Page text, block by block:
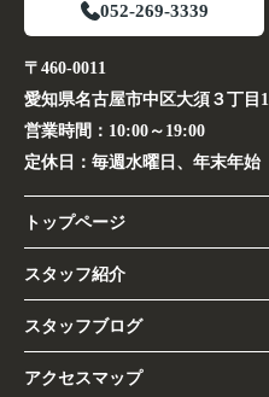
052-269-3339
〒460-0011
愛知県名古屋市中区大須３丁目
営業時間： 10:00～19:00
定休日： 毎週水曜日、年末年始
トップページ
スタッフ紹介
スタッフブログ
アクセスマップ